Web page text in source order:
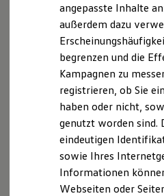
XTL-
Ersatzteile und
Original Zubehör und
myVolkswagen
myVolkswagen
Elektrisch & Autonom
Elektro - &
Unser Ansatz
Reichweite &
Ladelösungen für
Ladelösungen für
Wallbox und
angepasste Inhalte
außerdem dazu
begrenzen und die
Kampagnen zu
registrieren, ob Sie
haben oder nicht,
genutzt worden sind.
eindeutigen
sowie Ihres
Informationen
Webseiten oder